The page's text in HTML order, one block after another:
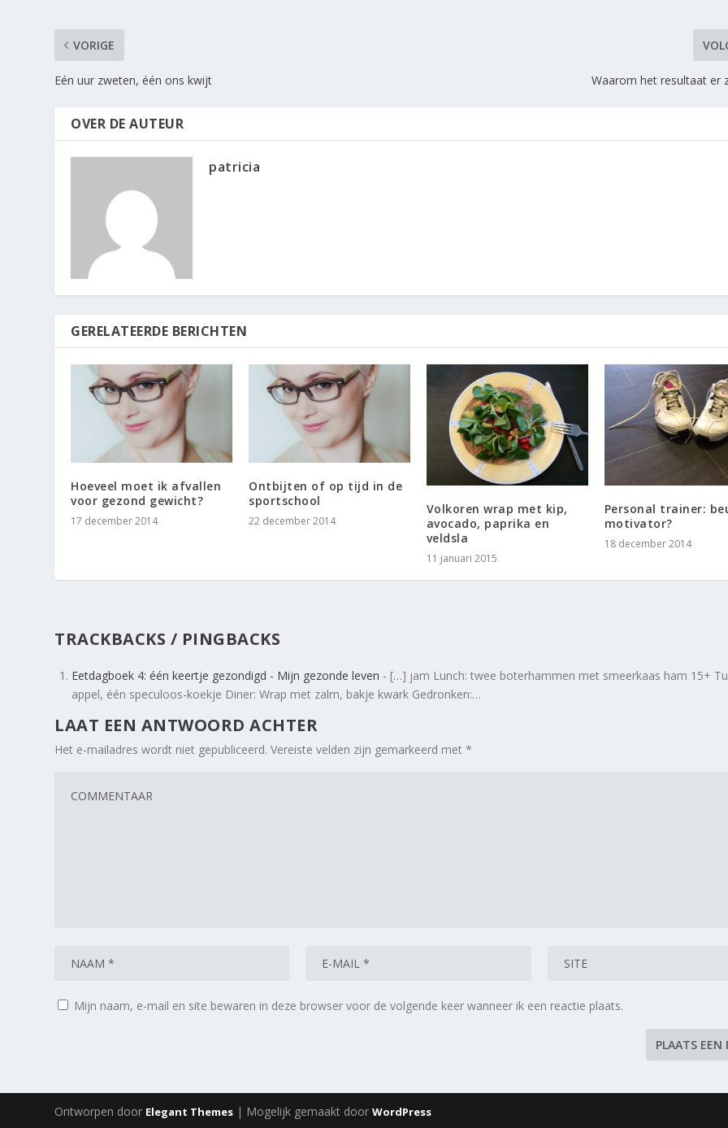
VORIGE
Eén uur zweten, één ons kwijt Waarom het resultaat er
OVER DE AUTEUR
patricia
GERELATEERDE BERICHTEN
Hoeveel moet ik afvallen
voor gezond gewicht?
17 december 2014
Ontbijten of op tijd in de
sportschool
22 december 2014
Volkoren wrap met kip,
avocado, paprika en
veldsla
11 januari 2015
Personal trainer:
motivator?
18 december 2014
TRACKBACKS / PINGBACKS
Eetdagboek 4: één keertje gezondigd - Mijn gezonde leven - […] jam Lunch: twee boterhammen met smeerkaas ham 15+
appel, één speculoos-koekje Diner: Wrap met zalm, bakje kwark Gedronken:…
LAAT EEN ANTWOORD ACHTER
Het e-mailadres wordt niet gepubliceerd. Vereiste velden zijn gemarkeerd met*
Mijn naam, e-mail en site bewaren in deze browser voor de volgende keer wanneer ik een reactie plaats.
Ontworpen door Elegant Themes | Mogelijk gemaakt doorWordPress